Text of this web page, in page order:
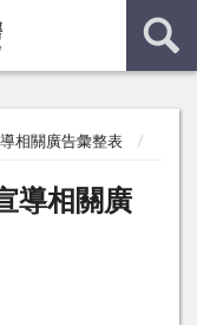
相關廣告彙整表
導相關廣